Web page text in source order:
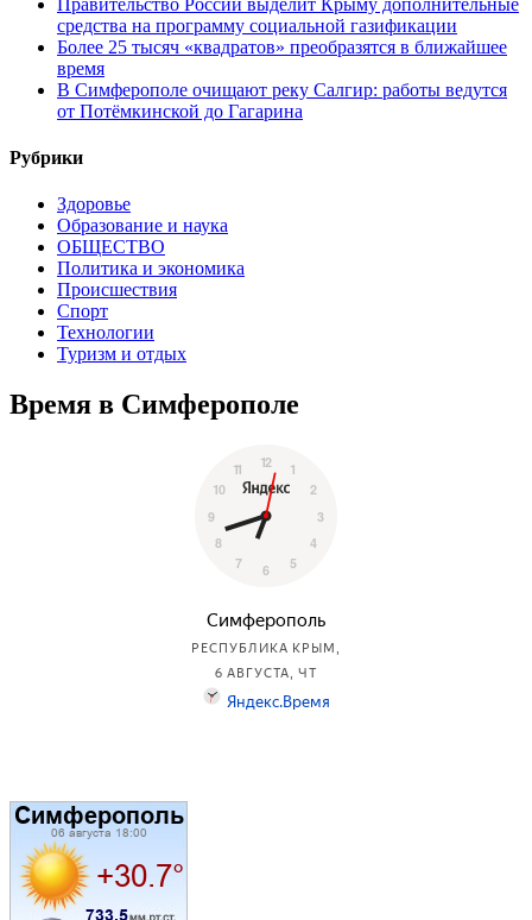
Правительство России выделит Крыму дополнительные
средства на программу социальной газификации
Более 25 тысяч «квадратов» преобразятся в ближайшее
время
В Симферополе очищают реку Салгир: работы ведутся
от Потёмкинской до Гагарина
Рубрики
Здоровье
Образование и наука
ОБЩЕСТВО
Политика и экономика
Происшествия
Спорт
Технологии
Туризм и отдых
Время в Симферополе